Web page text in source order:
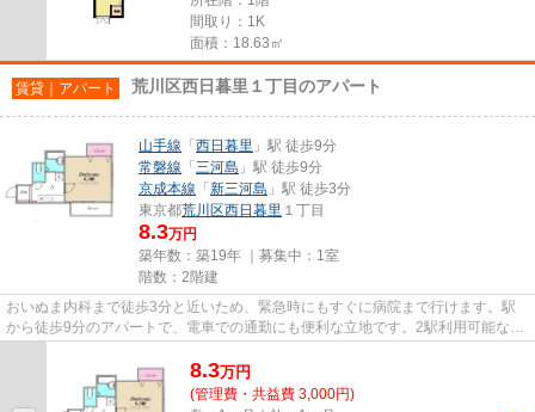
間取り：1K
面積：18.63㎡
賃貸｜アパート 荒川区西日暮里１丁目のアパート
山手線 「 西日暮里 」駅 徒歩9分
常磐線 「 三河島 」駅 徒歩9分
京成本線 「 新三河島 」駅 徒歩3分
東京都荒川区西日暮里 １丁目
8.3万円
築年数：築19年 ｜募集中： 1室
階数：2階建
おいぬま内科まで徒歩3分と近いため、緊急時にもすぐに病院まで行けます。駅
から徒歩9分のアパートで、電車での通勤にも便利な立地です。2駅利用可能な物
8.3万円
(管理費・共益費 3,000円)